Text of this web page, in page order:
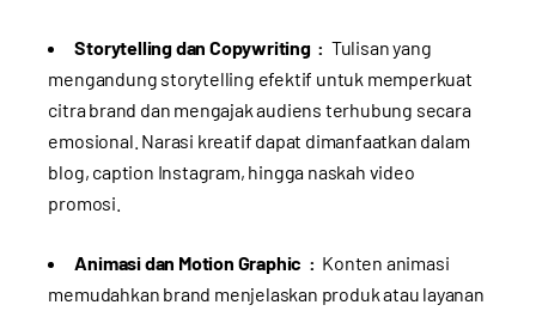
Storytelling dan Copywriting : Tulisan yang
mengandung storytelling efektif untuk memperkuat
citra brand dan mengajak audiens terhubung secara
emosional. Narasi kreatif dapat dimanfaatkan dalam
blog, caption Instagram, hingga naskah video
promosi.
Animasi dan Motion Graphic : Konten animasi
memudahkan brand menjelaskan produk atau layanan